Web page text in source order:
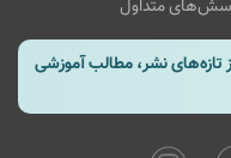
متداول
تازه‌های نشر، مطالب آموزشی